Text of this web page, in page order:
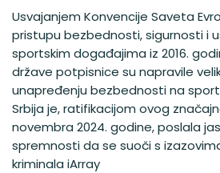
Usvajanjem Konvencije Saveta
pristupu bezbednosti, sigurnosti i
sportskim događajima iz 2016.
države potpisnice su napravile
unapređenju bezbednosti na
Srbija je, ratifikacijom ovog
novembra 2024. godine, poslala
spremnosti da se suoči s
kriminala iArray